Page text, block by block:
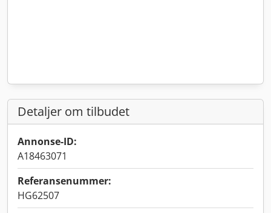
Detaljer om tilbudet
Annonse-ID:
A18463071
Referansenummer:
HG62507